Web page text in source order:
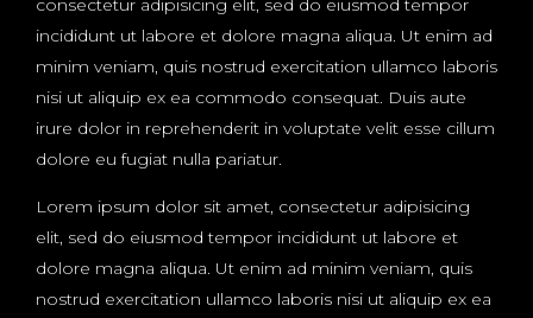
consectetur adipisicing elit, sed do eiusmod tempor
incididunt ut labore et dolore magna aliqua. Ut enim ad
minim veniam, quis nostrud exercitation ullamco laboris
nisi ut aliquip ex ea commodo consequat. Duis aute
irure dolor in reprehenderit in voluptate velit esse cillum
dolore eu fugiat nulla pariatur.
Lorem ipsum dolor sit amet, consectetur adipisicing
elit, sed do eiusmod tempor incididunt ut labore et
dolore magna aliqua. Ut enim ad minim veniam, quis
nostrud exercitation ullamco laboris nisi ut aliquip ex ea